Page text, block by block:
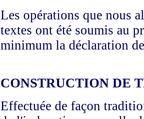
Les opérations que nous
textes ont été soumis au
minimum la déclaration
CONSTRUCTION DE
Effectuée de façon